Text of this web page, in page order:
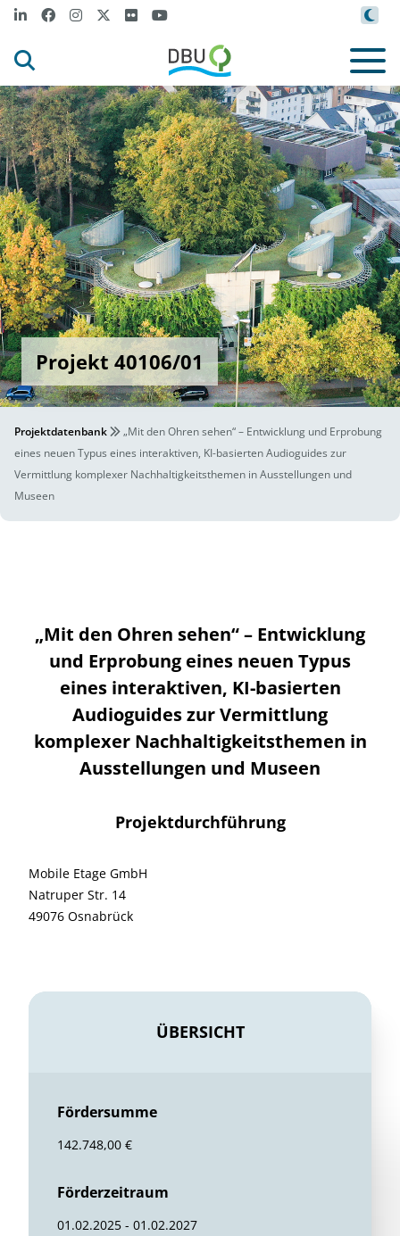
Projekt 40106/01
Projektdatenbank
„Mit den Ohren sehen“ – Entwicklung und Erprobung
eines neuen Typus eines interaktiven, KI-basierten Audioguides zur
Vermittlung komplexer Nachhaltigkeitsthemen in Ausstellungen und
Museen
„Mit den Ohren sehen“ – Entwicklung
und Erprobung eines neuen Typus
eines interaktiven, KI-basierten
Audioguides zur Vermittlung
komplexer Nachhaltigkeitsthemen in
Ausstellungen und Museen
Projektdurchführung
Mobile Etage GmbH
Natruper Str. 14
49076 Osnabrück
ÜBERSICHT
Fördersumme
142.748,00 €
Förderzeitraum
01.02.2025 - 01.02.2027